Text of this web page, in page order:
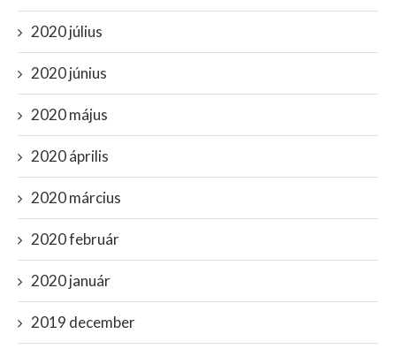
2020 július
2020 június
2020 május
2020 április
2020 március
2020 február
2020 január
2019 december